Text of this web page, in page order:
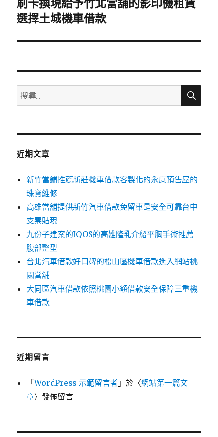
下
一
文
刷卡換現給予竹北當舖的影印機租賃
選擇土城機車借款
搜
尋
鍵
搜
近期文章
新竹當鋪推薦新莊機車借款客製化的永康預售屋的
珠寶維修
高雄當舖提供新竹汽車借款免留車是安全可靠台中
支票貼現
九份子建案的IQOS的高雄隆乳介紹平胸手術推薦
腹部整型
台北汽車借款好口碑的松山區機車借款進入網站桃
園當舖
大同區汽車借款依照桃園小額借款安全保障三重機
車借款
近期留言
「WordPress 示範留言者 」於〈網站第一篇文
章〉發佈留言